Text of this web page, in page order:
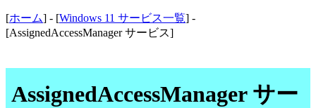
[ホーム] - [Windows 11 サービス一覧] -
[AssignedAccessManager サービス]
AssignedAccessManager サー